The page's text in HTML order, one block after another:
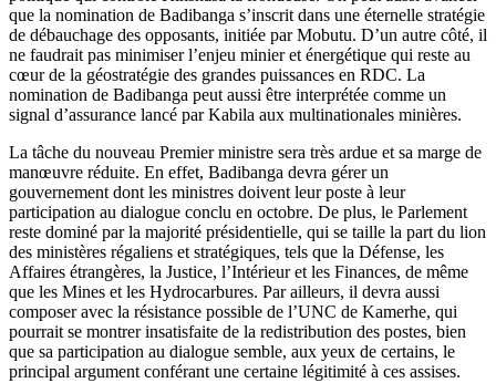
que la nomination de Badibanga s’inscrit dans une éternelle stratégie
de débauchage des opposants, initiée par Mobutu. D’un autre côté, il
ne faudrait pas minimiser l’enjeu minier et énergétique qui reste au
cœur de la géostratégie des grandes puissances en RDC. La
nomination de Badibanga peut aussi être interprétée comme un
signal d’assurance lancé par Kabila aux multinationales minières.
La tâche du nouveau Premier ministre sera très ardue et sa marge de
manœuvre réduite. En effet, Badibanga devra gérer un
gouvernement dont les ministres doivent leur poste à leur
participation au dialogue conclu en octobre. De plus, le Parlement
reste dominé par la majorité présidentielle, qui se taille la part du lion
des ministères régaliens et stratégiques, tels que la Défense, les
Affaires étrangères, la Justice, l’Intérieur et les Finances, de même
que les Mines et les Hydrocarbures. Par ailleurs, il devra aussi
composer avec la résistance possible de l’UNC de Kamerhe, qui
pourrait se montrer insatisfaite de la redistribution des postes, bien
que sa participation au dialogue semble, aux yeux de certains, le
principal argument conférant une certaine légitimité à ces assises.